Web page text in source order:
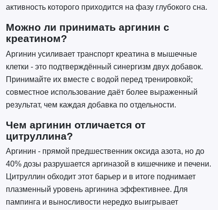
активность которого приходится на фазу глубокого сна.
Можно ли принимать аргинин с
креатином?
Аргинин усиливает транспорт креатина в мышечные
клетки - это подтверждённый синергизм двух добавок.
Принимайте их вместе с водой перед тренировкой;
совместное использование даёт более выраженный
результат, чем каждая добавка по отдельности.
Чем аргинин отличается от
цитруллина?
Аргинин - прямой предшественник оксида азота, но до
40% дозы разрушается аргиназой в кишечнике и печени.
Цитруллин обходит этот барьер и в итоге поднимает
плазменный уровень аргинина эффективнее. Для
пампинга и выносливости нередко выигрывает